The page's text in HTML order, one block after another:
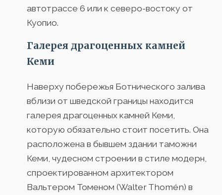
автотрассе 6 или к северо-востоку от
Куопио.
Галерея драгоценных камней
Кеми
Наверху побережья Ботнического залива
вблизи от шведской границы находится
галерея драгоценных камней Кеми,
которую обязательно стоит посетить. Она
расположена в бывшем здании таможни
Кеми, чудесном строении в стиле модерн,
спроектированном архитектором
Вальтером Томеном (Walter Thomén) в